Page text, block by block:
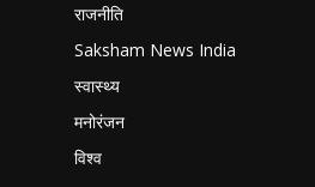
राजनीति
Saksham News India
स्वास्थ्य
मनोरंजन
विश्व